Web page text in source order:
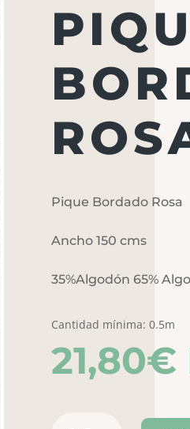
Pique Bordado Rosa
Ancho 150 cms
35%Algodón 65%
Cantidad mínima: 0.5m
21,80€